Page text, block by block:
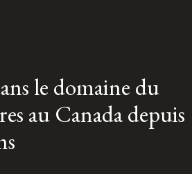
le domaine du
au Canada depuis